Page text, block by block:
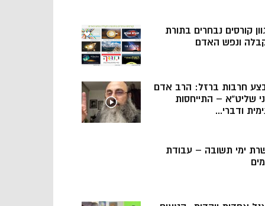
קורסים נבחרים בתורת
ונפש האדם
חרבות ברזל: הרב אדם
שליט”א – התייחסות
ודברי...
ימי תשובה – עבודת